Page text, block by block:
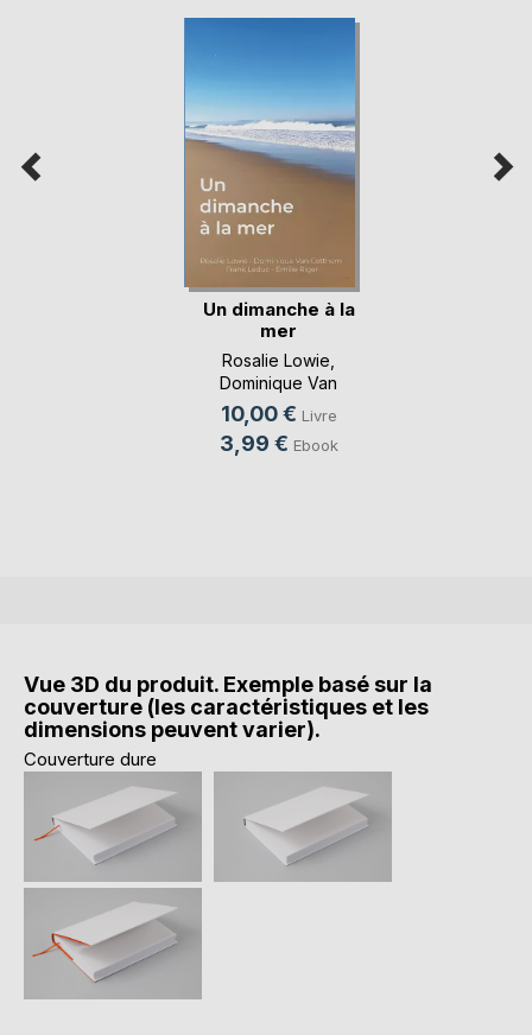
Un dimanche à la
mer
Rosalie Lowie
Dominique Van
Cotthem
10,00 € Livre
3,99 € Ebook
Vue 3D du produit. Exemple basé sur la
couverture (les caractéristiques et les
dimensions peuvent varier).
Couverture dure